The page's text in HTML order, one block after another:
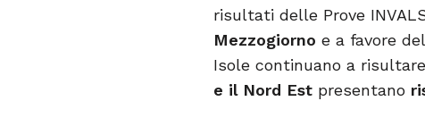
risultati delle Prove
Mezzogiorno e a favore
Isole continuano a
e il Nord Est presentano